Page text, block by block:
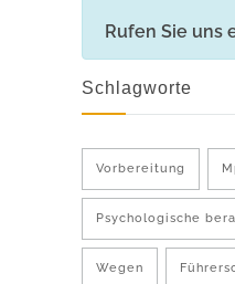
Rufen Sie uns
Schlagworte
Vorbereitung
Psychologische
Wegen